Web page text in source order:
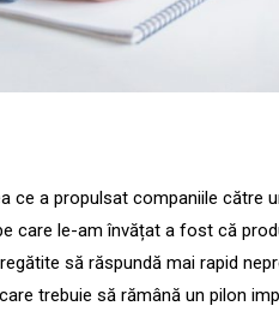
ce a propulsat companiile către
care le-am învățat a fost că
să răspundă mai rapid
trebuie să rămână un pilon